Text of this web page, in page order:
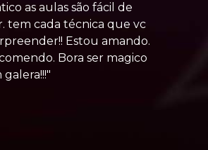
as aulas são fácil de
tem cada técnica que vc
Estou amando.
Bora ser magico